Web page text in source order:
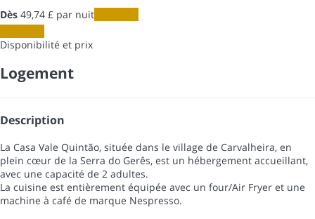
Dès 49,74 £ par nuit
Disponibilité et prix
Logement
Description
La Casa Vale Quintão, située dans le village de Carvalheira, en
plein cœur de la Serra do Gerês, est un hébergement accueillant,
avec une capacité de 2 adultes.
La cuisine est entièrement équipée avec un four/Air Fryer et une
machine à café de marque Nespresso.